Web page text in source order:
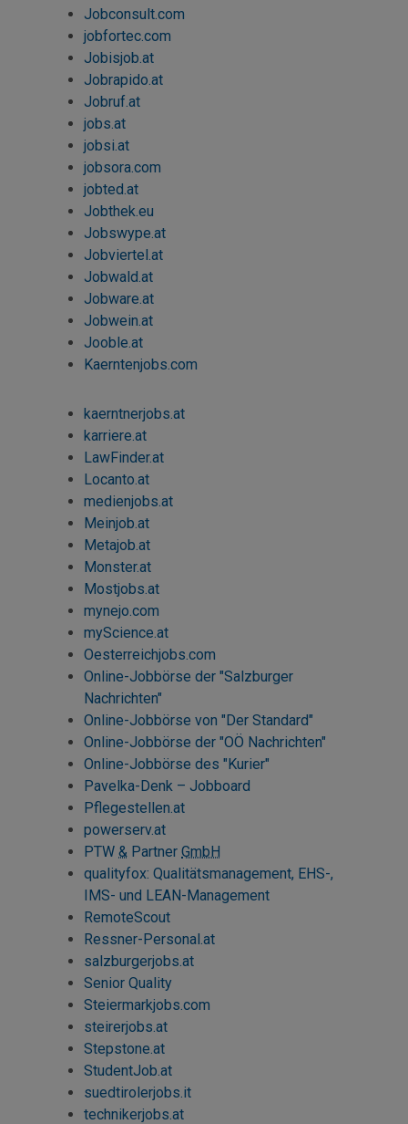
Jobconsult.com
jobfortec.com
Jobisjob.at
Jobrapido.at
Jobruf.at
jobs.at
jobsi.at
jobsora.com
jobted.at
Jobthek.eu
Jobswype.at
Jobviertel.at
Jobwald.at
Jobware.at
Jobwein.at
Jooble.at
Kaerntenjobs.com
kaerntnerjobs.at
karriere.at
LawFinder.at
Locanto.at
medienjobs.at
Meinjob.at
Metajob.at
Monster.at
Mostjobs.at
mynejo.com
myScience.at
Oesterreichjobs.com
Online-Jobbörse der "Salzburger
Nachrichten"
Online-Jobbörse von "Der Standard"
Online-Jobbörse der "OÖ Nachrichten"
Online-Jobbörse des "Kurier"
Pavelka-Denk – Jobboard
Pflegestellen.at
powerserv.at
PTW & Partner GmbH
qualityfox: Qualitätsmanagement, EHS-,
IMS- und LEAN-Management
RemoteScout
Ressner-Personal.at
salzburgerjobs.at
Senior Quality
Steiermarkjobs.com
steirerjobs.at
Stepstone.at
StudentJob.at
suedtirolerjobs.it
technikerjobs.at